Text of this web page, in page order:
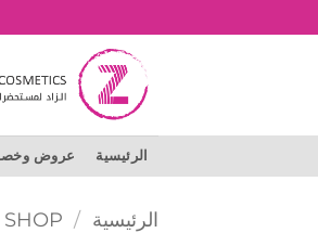
للمحتوى
الرئيسية عروض
الرئيسية /
SHOP